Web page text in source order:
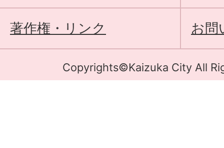
著作権・リンク お問
Copyrights©Kaizuka City All